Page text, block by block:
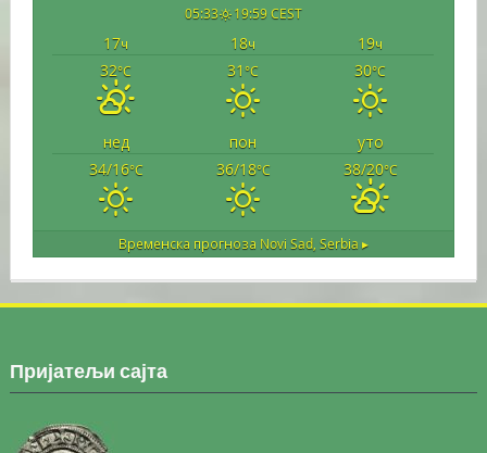
05:33 19:59 CEST
17ч 18ч 19ч
32°C 31°C 30°C
нед пон
уто
34/16°C 36/18°C 38/20°C
Временска прогноза Novi Sad, Serbia ▸
Пријатељи сајта